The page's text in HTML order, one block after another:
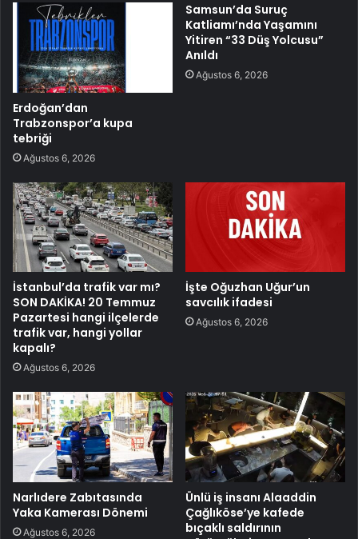
Erdoğan’dan
Trabzonspor’a kupa
tebriği
Ağustos 6, 2026
Samsun’da Suruç
Katliamı’nda Yaşamını
Yitiren “33 Düş Yolcusu”
Anıldı
Ağustos 6, 2026
İstanbul’da trafik var mı?
SON DAKİKA! 20 Temmuz
Pazartesi hangi ilçelerde
trafik var, hangi yollar
kapalı?
Ağustos 6, 2026
İşte Oğuzhan Uğur’un
savcılık ifadesi
Ağustos 6, 2026
Narlıdere Zabıtasında
Yaka Kamerası Dönemi
Ağustos 6, 2026
Ünlü iş insanı Alaaddin
Çağlıköse’ye kafede
bıçaklı saldırının